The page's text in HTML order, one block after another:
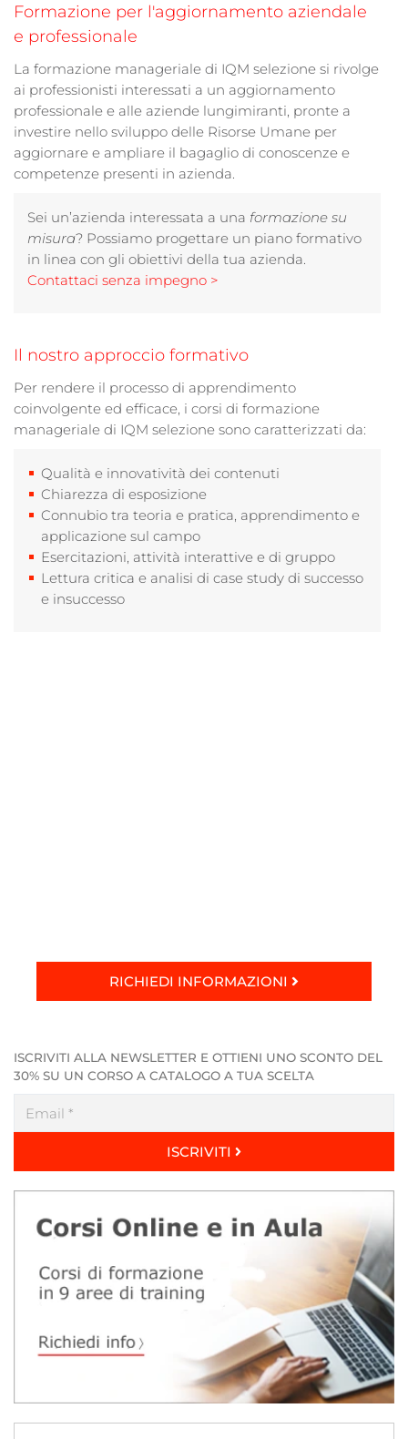
Formazione per l'aggiornamento aziendale
e professionale
La formazione manageriale di IQM selezione si rivolge
ai professionisti interessati a un aggiornamento
professionale e alle aziende lungimiranti, pronte a
investire nello sviluppo delle Risorse Umane per
aggiornare e ampliare il bagaglio di conoscenze e
competenze presenti in azienda.
Sei un’azienda interessata a una formazione su
misura? Possiamo progettare un piano formativo
in linea con gli obiettivi della tua azienda.
Contattaci senza impegno >
Il nostro approccio formativo
Per rendere il processo di apprendimento
coinvolgente ed efficace, i corsi di formazione
manageriale di IQM selezione sono caratterizzati da:
Qualità e innovatività dei contenuti
Chiarezza di esposizione
Connubio tra teoria e pratica, apprendimento e
applicazione sul campo
Esercitazioni, attività interattive e di gruppo
Lettura critica e analisi di case study di successo
e insuccesso
RICHIEDI INFORMAZIONI
ISCRIVITI ALLA NEWSLETTER E OTTIENI UNO SCONTO DEL
30% SU UN CORSO A CATALOGO A TUA SCELTA
ISCRIVITI